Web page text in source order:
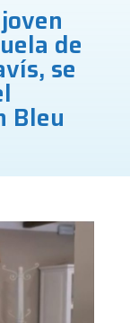
de
se
Bleu